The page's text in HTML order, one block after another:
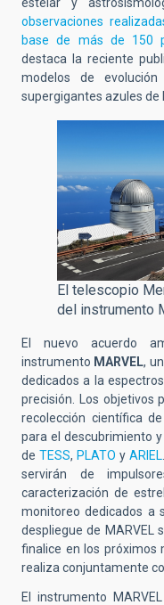
observaciones
base de más de 150
destaca la reciente
modelos de
supergigantes azules de
El telescopio
del instrumento
El nuevo acuerdo
instrumento MARVEL,
dedicados a la
precisión. Los objetivos
recolección científica
para el descubrimiento
de TESS, PLATO y ARIEL
servirán de
caracterización de
monitoreo dedicados a
despliegue de MARVEL
finalice en los próximos
realiza conjuntamente
El instrumento